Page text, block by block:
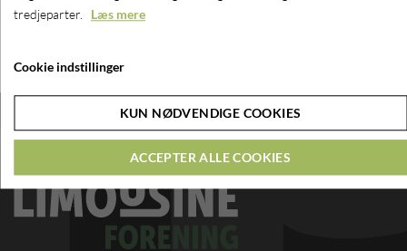
tredjeparter. Læs mere
Cookie indstillinger
KUN NØDVENDIGE COOKIES
ACCEPTER ALLE COOKIES